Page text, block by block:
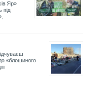
Яр»
під
«блошиного